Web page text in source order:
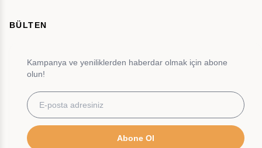
BÜLTEN
Kampanya ve yeniliklerden haberdar olmak için abone
olun!
Abone Ol